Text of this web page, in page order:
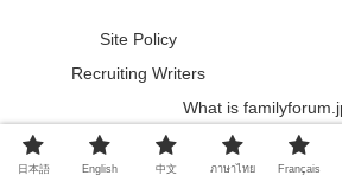
Site Policy
Recruiting Writers
What is
© 2011 familyforum.
日本語 English 中文 ภาษาไทย Français